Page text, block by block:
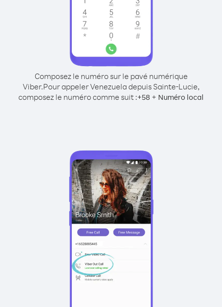
Composez le numéro sur le pavé numérique
Viber.Pour appeler Venezuela depuis Sainte-Lucie,
composez le numéro comme suit :+58 + Numéro local